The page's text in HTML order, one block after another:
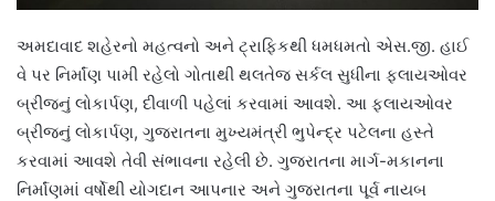
અમદાવાદ શહેરનો મહત્વનો અને ટ્રાફિકથી ધમધમતો એસ.જી. હાઈ
વે પર નિર્માંણ પામી રહેલો ગોતાથી થલતેજ સર્કલ સુધીના ફ્લાયઓવર
બ્રીજનું લોકાર્પણ, દીવાળી પહેલાં કરવામાં આવશે. આ ફ્લાયઓવર
બ્રીજનું લોકાર્પણ, ગુજરાતના મુખ્યમંત્રી ભુપેન્દ્ર પટેલના હસ્તે
કરવામાં આવશે તેવી સંભાવના રહેલી છે. ગુજરાતના માર્ગ-મકાનના
નિર્માંણમાં વર્ષોથી યોગદાન આપનાર અને ગુજરાતના પૂર્વ નાયબ